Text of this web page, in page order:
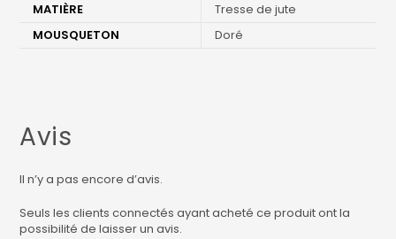
MATIÈRE
Tresse de jute
MOUSQUETON
Doré
Avis
Il n’y a pas encore d’avis.
Seuls les clients connectés ayant acheté ce produit ont la
possibilité de laisser un avis.